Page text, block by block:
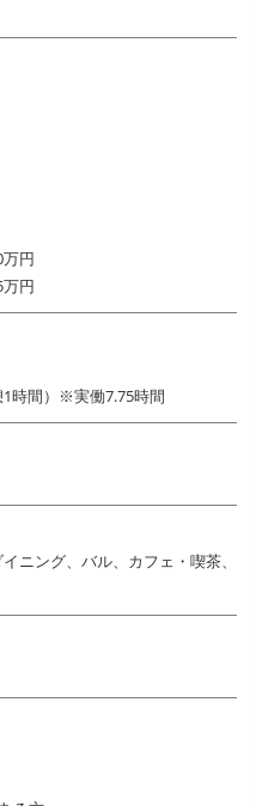
時手にいれられる寛容な社風
えあれば入社してから身に付く
。サッポロライオンで自己実現
円
円
時間）※実働7.75時間
ニング、バル、カフェ・喫茶、